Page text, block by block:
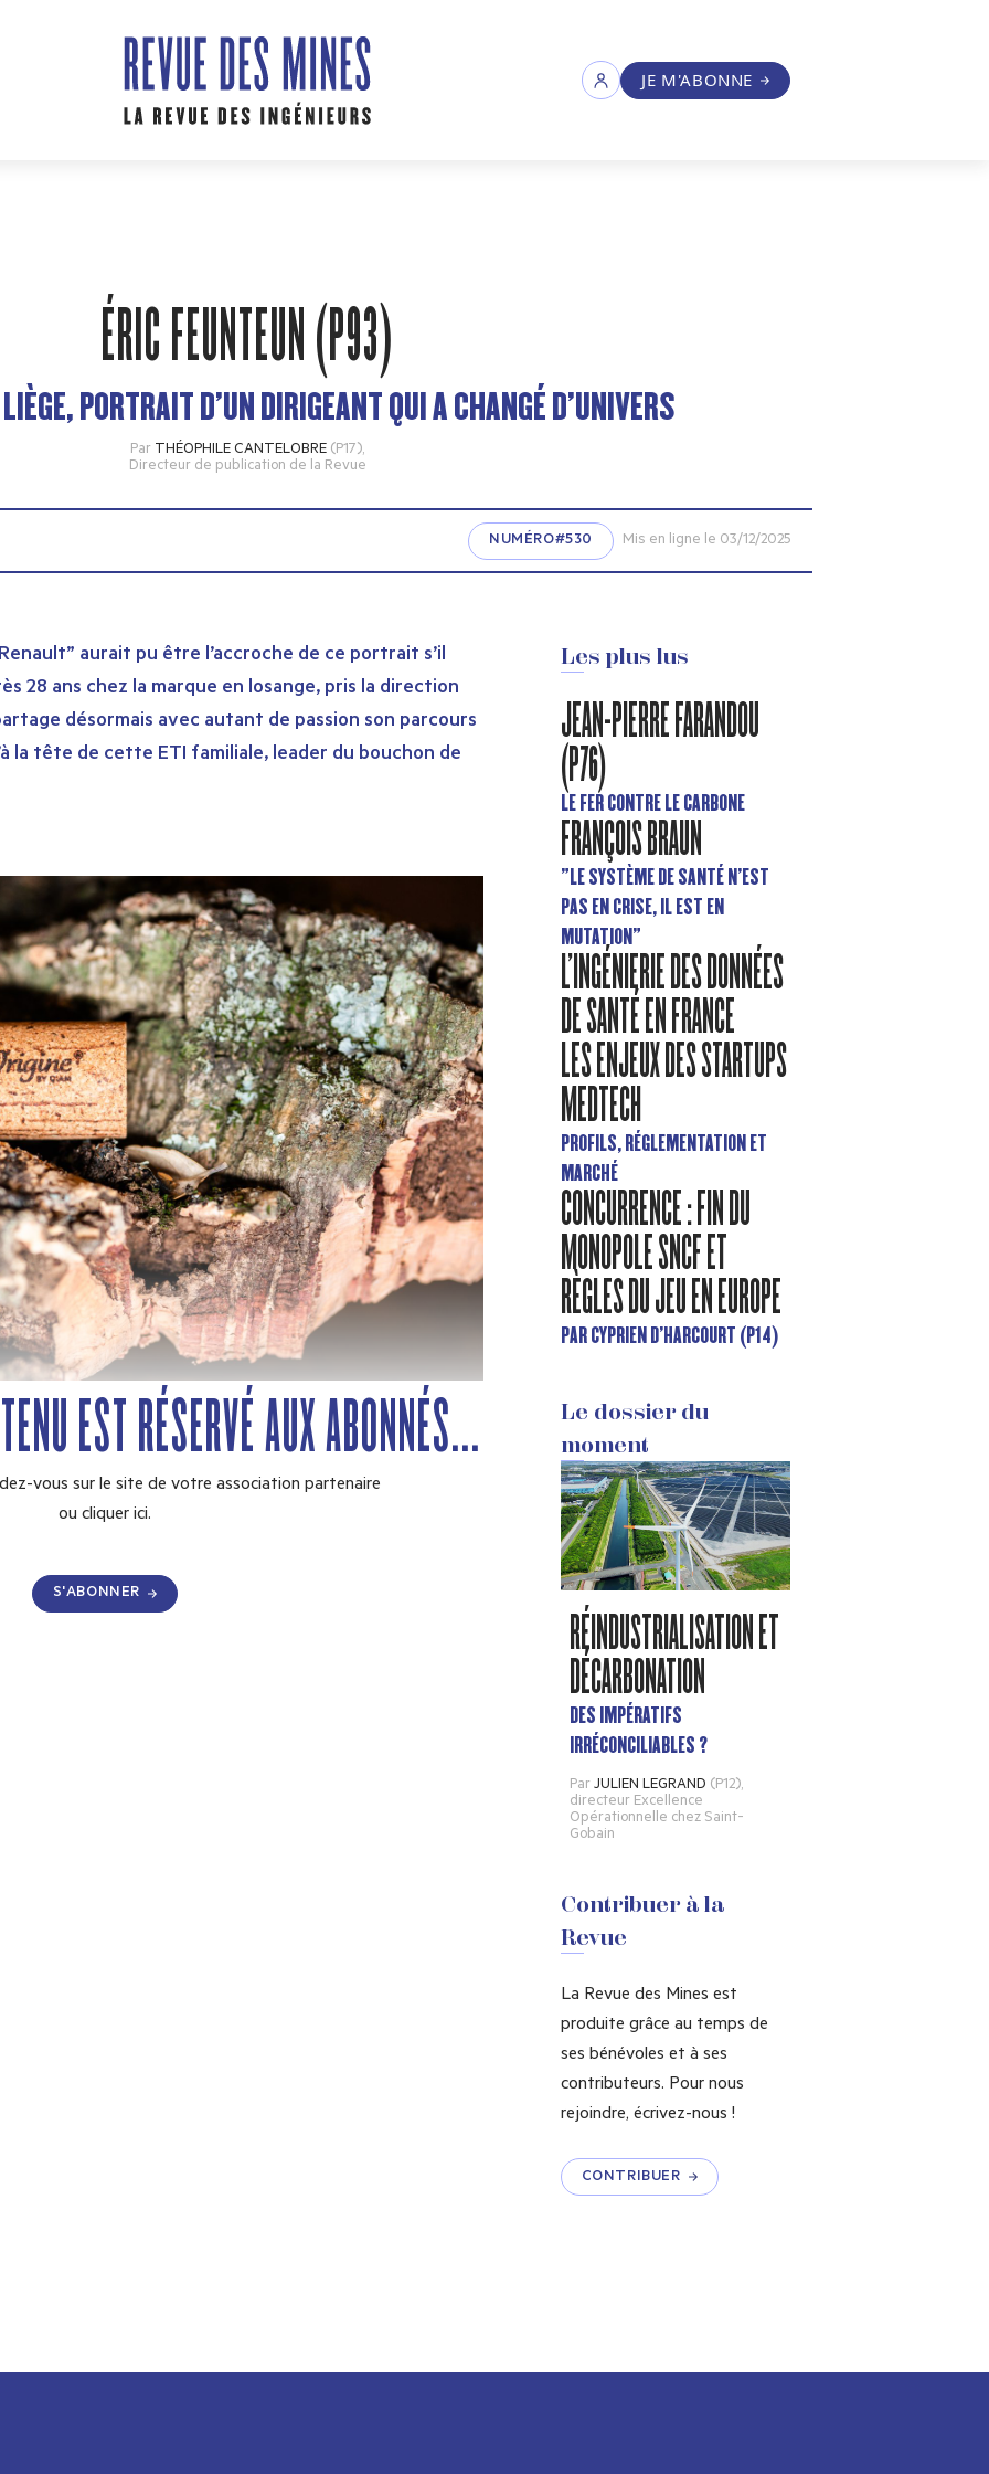
JE M'ABONNE
ÉRIC FEUNTEUN (P93)
PORTRAIT D’UN DIRIGEANT QUI A CHANGÉ D’UNIVERS
Par THÉOPHILE CANTELOBRE (P17),
Directeur de publication de la Revue
NUMÉRO#530 Mis en ligne le 03/12/2025
aurait pu être l’accroche de ce portrait s’il
28 ans chez la marque en losange, pris la direction
désormais avec autant de passion son parcours
la tête de cette ETI familiale, leader du bouchon de
EST RÉSERVÉ AUX ABONNÉS...
vous sur le site de votre association partenaire
ou cliquer ici.
S'ABONNER
Les plus lus
JEAN-PIERRE FARANDOU
(P76)
LE FER CONTRE LE CARBONE
FRANÇOIS BRAUN
"LE SYSTÈME DE SANTÉ N’EST
PAS EN CRISE, IL EST EN
MUTATION"
L'INGÉNIERIE DES DONNÉES
DE SANTÉ EN FRANCE
LES ENJEUX DES STARTUPS
MEDTECH
PROFILS, RÉGLEMENTATION ET
MARCHÉ
CONCURRENCE : FIN DU
MONOPOLE SNCF ET
RÈGLES DU JEU EN EUROPE
PAR CYPRIEN D'HARCOURT (P14)
Le dossier du
moment
RÉINDUSTRIALISATION ET
DÉCARBONATION
DES IMPÉRATIFS
IRRÉCONCILIABLES ?
Par JULIEN LEGRAND (P12),
directeur Excellence
Opérationnelle chez Saint-
Gobain
Contribuer à la
Revue
La Revue des Mines est
produite grâce au temps de
ses bénévoles et à ses
contributeurs. Pour nous
rejoindre, écrivez-nous !
CONTRIBUER